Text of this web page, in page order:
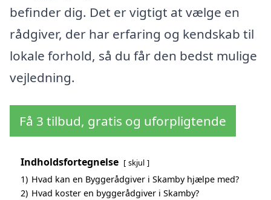
befinder dig. Det er vigtigt at vælge en
rådgiver, der har erfaring og kendskab til
lokale forhold, så du får den bedst mulige
vejledning.
Få 3 tilbud, gratis og uforpligtende
Indholdsfortegnelse skjul
1) Hvad kan en Byggerådgiver i Skamby hjælpe med?
2) Hvad koster en byggerådgiver i Skamby?